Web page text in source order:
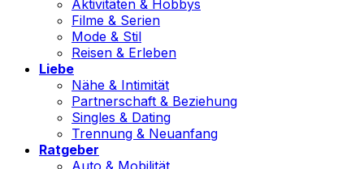
Aktivitäten & Hobbys
Filme & Serien
Mode & Stil
Reisen & Erleben
Liebe
Nähe & Intimität
Partnerschaft & Beziehung
Singles & Dating
Trennung & Neuanfang
Ratgeber
Auto & Mobilität